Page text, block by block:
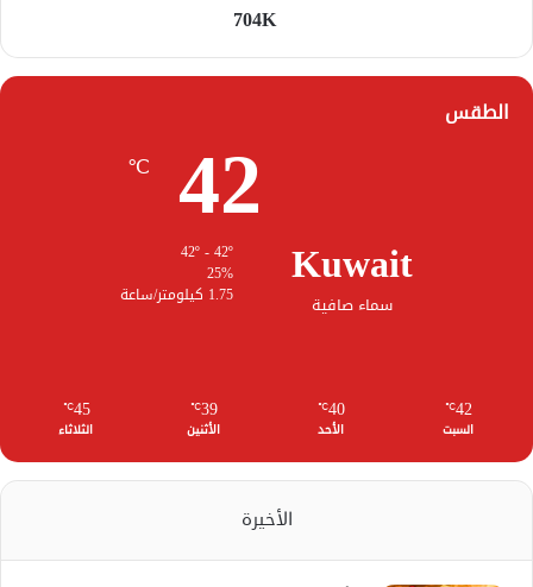
704K
الطقس
Kuwait
سماء صافية
42
℃
25%
1.75 كيلومتر/ساعة
42
℃
السبت
40
℃
الأحد
39
℃
الأثنين
45
℃
الثلاثاء
الأخيرة